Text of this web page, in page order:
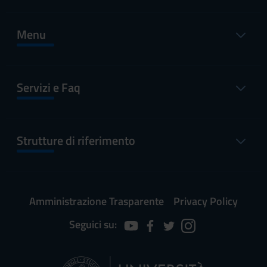
Menu
Servizi e Faq
Strutture di riferimento
Amministrazione Trasparente
Privacy Policy
Seguici su: